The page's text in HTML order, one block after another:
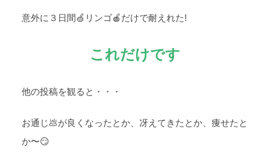
意外に３日間🍏リンゴ🍎だけで耐えれた!
これだけです
他の投稿を観ると・・・
お通じ💩が良くなったとか、冴えてきたとか、痩せたと
か〜😏